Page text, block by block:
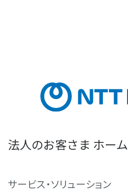
法人のお客さま ホーム
サービス・ソリューション